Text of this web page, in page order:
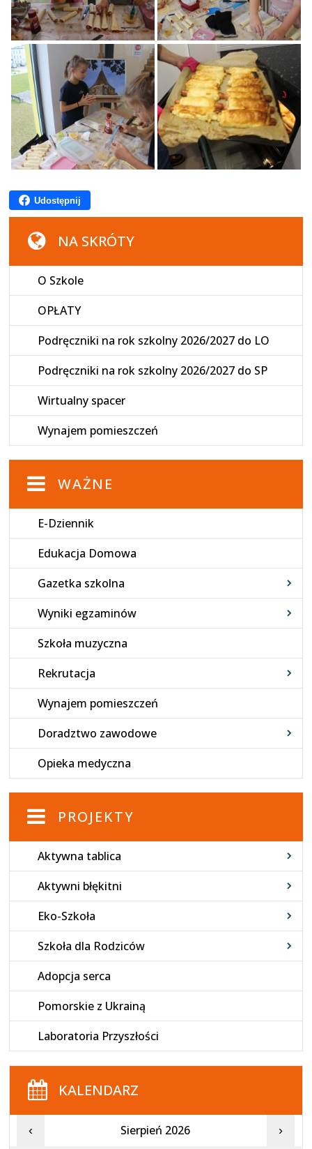
Udostępnij
NA SKRÓTY
O Szkole
OPŁATY
Podręczniki na rok szkolny 2026/2027 do LO
Podręczniki na rok szkolny 2026/2027 do SP
Wirtualny spacer
Wynajem pomieszczeń
WAŻNE
E-Dziennik
Edukacja Domowa
Gazetka szkolna
Wyniki egzaminów
Szkoła muzyczna
Rekrutacja
Wynajem pomieszczeń
Doradztwo zawodowe
Opieka medyczna
PROJEKTY
Aktywna tablica
Aktywni błękitni
Eko-Szkoła
Szkoła dla Rodziców
Adopcja serca
Pomorskie z Ukrainą
Laboratoria Przyszłości
KALENDARZ
‹ Sierpień 2026 ›